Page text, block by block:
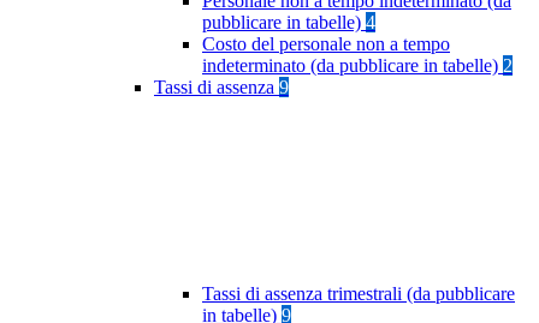
pubblicare in tabelle) 4
Costo del personale non a tempo
indeterminato (da pubblicare in tabelle) 2
Tassi di assenza 9
Tassi di assenza trimestrali (da pubblicare
in tabelle) 9